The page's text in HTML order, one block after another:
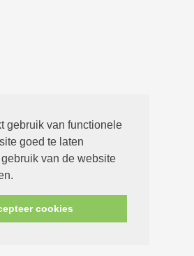
gebruik van functionele
goed te laten
van de website
cookies